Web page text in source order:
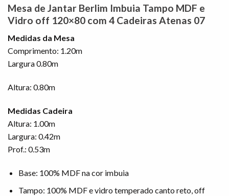
Mesa de Jantar Berlim Imbuia Tampo MDF e
Vidro off 120×80 com 4 Cadeiras Atenas 07
Medidas da Mesa
Comprimento: 1.20m
Largura 0.80m
Altura: 0.80m
Medidas Cadeira
Altura: 1.00m
Largura: 0.42m
Prof.: 0.53m
Base: 100% MDF na cor imbuia
Tampo: 100% MDF e vidro temperado canto reto, off